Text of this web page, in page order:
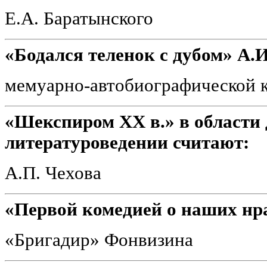
Е.А. Баратынского
«Бодался теленок с дубом»
мемуарно-автобиографической
«Шекспиром XX в.» в
литературоведении считают:
А.П. Чехова
«Первой комедией о наших
«Бригадир» Фонвизина